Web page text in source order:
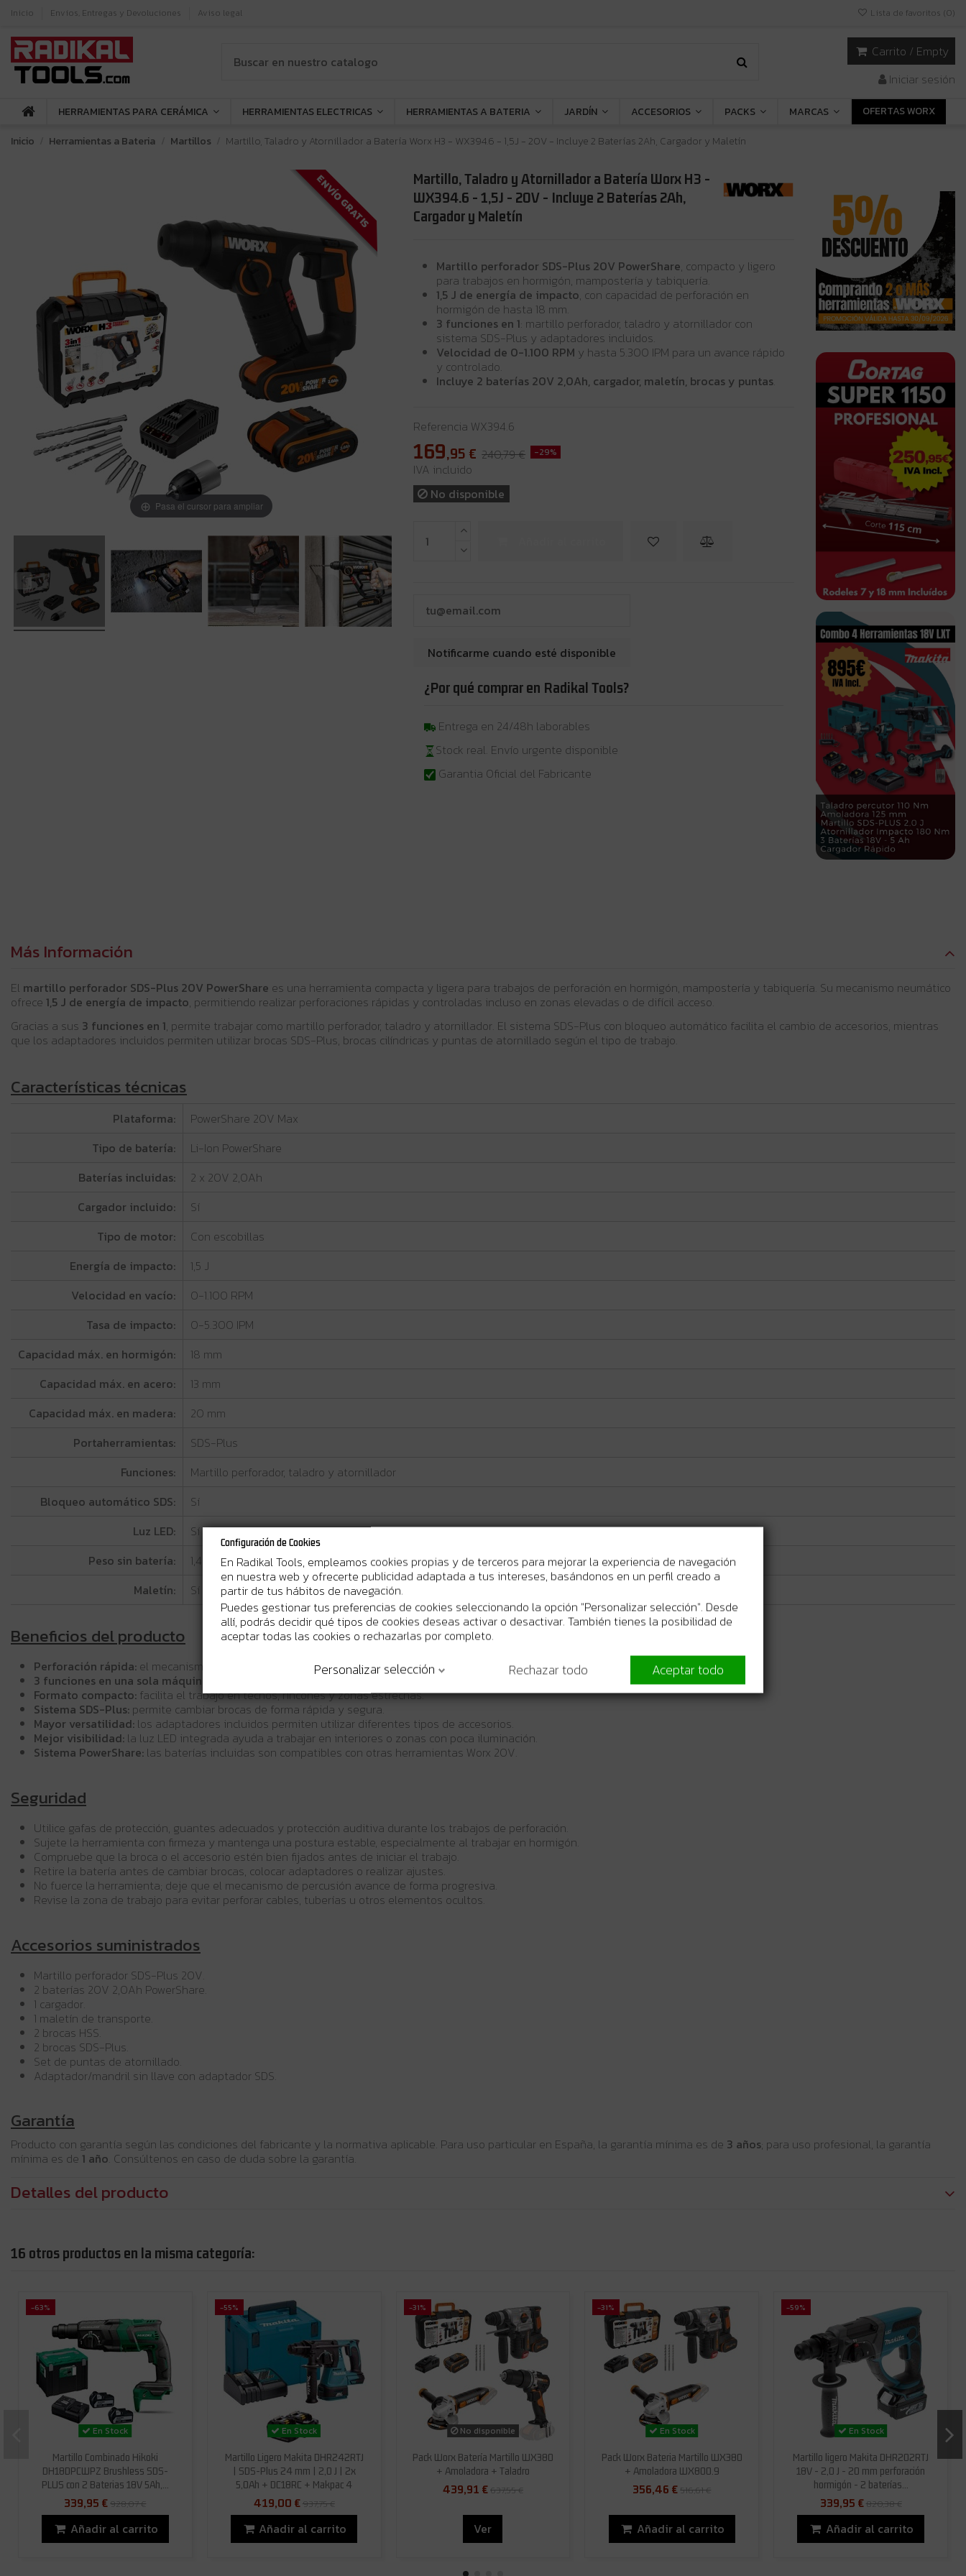
Inicio Envíos, Entregas y Devoluciones Aviso legal Lista de favoritos (0)
Carrito / Empty
Iniciar sesión
HERRAMIENTAS PARA CERÁMICA HERRAMIENTAS ELECTRICAS HERRAMIENTAS A BATERIA JARDÍN ACCESORIOS PACKS MARCAS
OFERTAS WORX
Inicio
Herramientas a Bateria Martillos Martillo, Taladro y Atornillador a Batería Worx H3 - WX394.6 - 1,5J - 20V - Incluye 2 Baterías 2Ah, Cargador y Maletín
ENVÍO GRATIS
Pasa el cursor para ampliar
Martillo, Taladro y Atornillador a Batería Worx H3 -
WX394.6 - 1,5J - 20V - Incluye 2 Baterías 2Ah,
Cargador y Maletín
Martillo perforador SDS-Plus 20V PowerShare, compacto y ligero
para trabajos en hormigón, mampostería y tabiquería.
1,5 J de energía de impacto, con capacidad de perforación en
hormigón de hasta 18 mm.
3 funciones en 1: martillo perforador, taladro y atornillador con
sistema SDS-Plus y adaptadores incluidos.
Velocidad de 0-1.100 RPM y hasta 5.300 IPM para un avance rápido
y controlado.
Incluye 2 baterías 20V 2,0Ah, cargador, maletín, brocas y puntas.
Referencia WX394.6
169 ,95 € 240,79 € -29%
IVA incluido
No disponible
¿Por qué comprar en Radikal Tools?
Entrega en 24/48h laborables
Stock real. Envío urgente disponible
Garantia Oficial del Fabricante
Más Información
El martillo perforador SDS-Plus 20V PowerShare es una herramienta compacta y ligera para trabajos de perforación en hormigón, mampostería y tabiquería. Su mecanismo neumático
ofrece 1,5 J de energía de impacto, permitiendo realizar perforaciones rápidas y controladas incluso en zonas elevadas o de difícil acceso.
Gracias a sus 3 funciones en 1, permite trabajar como martillo perforador, taladro y atornillador. El sistema SDS-Plus con bloqueo automático facilita el cambio de accesorios, mientras
que los adaptadores incluidos permiten utilizar brocas SDS-Plus, brocas cilíndricas y puntas de atornillado según el tipo de trabajo.
Características técnicas
Plataforma:
PowerShare 20V Max
Tipo de batería:
Li-Ion PowerShare
Baterías incluidas:
2 x 20V 2,0Ah
Cargador incluido:
Sí
Tipo de motor:
Con escobillas
Energía de impacto:
1,5 J
Velocidad en vacío:
0-1.100 RPM
Tasa de impacto:
0-5.300 IPM
Capacidad máx. en hormigón:
18 mm
Capacidad máx. en acero:
13 mm
Capacidad máx. en madera:
20 mm
Portaherramientas:
SDS-Plus
Funciones:
Martillo perforador, taladro y atornillador
Bloqueo automático SDS:
Sí
Luz LED:
Sí
Peso sin batería:
1,4 kg
Maletín:
Sí
Beneficios del producto
Perforación rápida: el mecanismo neumático y la energía de impacto de 1,5 J ayudan a avanzar mejor en hormigón y mampostería.
3 funciones en una sola máquina:
Formato compacto: facilita el trabajo en techos, rincones y zonas estrechas.
Sistema SDS-Plus: permite cambiar brocas de forma rápida y segura.
Mayor versatilidad: los adaptadores incluidos permiten utilizar diferentes tipos de accesorios.
Mejor visibilidad: la luz LED integrada ayuda a trabajar en interiores o zonas con poca iluminación.
Sistema PowerShare: las baterías incluidas son compatibles con otras herramientas Worx 20V.
Seguridad
Utilice gafas de protección, guantes adecuados y protección auditiva durante los trabajos de perforación.
Sujete la herramienta con firmeza y mantenga una postura estable, especialmente al trabajar en hormigón.
Compruebe que la broca o el accesorio estén bien fijados antes de iniciar el trabajo.
Retire la batería antes de cambiar brocas, colocar adaptadores o realizar ajustes.
No fuerce la herramienta; deje que el mecanismo de percusión avance de forma progresiva.
Revise la zona de trabajo para evitar perforar cables, tuberías u otros elementos ocultos.
Accesorios suministrados
Martillo perforador SDS-Plus 20V.
2 baterías 20V 2,0Ah PowerShare.
1 cargador.
1 maletín de transporte.
2 brocas HSS.
2 brocas SDS-Plus.
Set de puntas de atornillado.
Adaptador/mandril sin llave con adaptador SDS.
Garantía
Producto con garantía según las condiciones del fabricante y la normativa aplicable. Para uso particular en España, la garantía mínima es de 3 años; para uso profesional, la garantía
mínima es de 1 año. Consúltenos en caso de duda sobre la garantía.
Detalles del producto
16 otros productos en la misma categoría:
-63%
En Stock
Martillo Combinado Hikoki
DH18DPCWPZ Brushless SDS-
PLUS con 2 Baterias 18V 5Ah,...
339,95 € 928,07 €
Añadir al carrito
-55%
En Stock
Martillo Ligero Makita DHR242RTJ
| SDS-Plus 24 mm | 2,0 J | 2x
5,0Ah + DC18RC + Makpac 4
419,00 €937,75 €
Añadir al carrito
-31%
No disponible
Pack Worx Batería Martillo WX380
+ Amoladora + Taladro
439,91 €637,55 €
Ver
-31%
En Stock
Pack Worx Bateria Martillo WX380
+ Amoladora WX800.9
356,46 €516,61 €
Añadir al carrito
-59%
En Stock
Martillo ligero Makita DHR202RTJ
18V - 2,0 J - 20 mm perforación
hormigón - 2 baterías...
339,95 €820,38 €
Añadir al carrito
Configuración de Cookies
En Radikal Tools, empleamos cookies propias y de terceros para mejorar la experiencia de navegación
en nuestra web y ofrecerte publicidad adaptada a tus intereses, basándonos en un perfil creado a
partir de tus hábitos de navegación.
Puedes gestionar tus preferencias de cookies seleccionando la opción "Personalizar selección". Desde
allí, podrás decidir qué tipos de cookies deseas activar o desactivar. También tienes la posibilidad de
aceptar todas las cookies o rechazarlas por completo.
Personalizar selección Rechazar todo Aceptar todo